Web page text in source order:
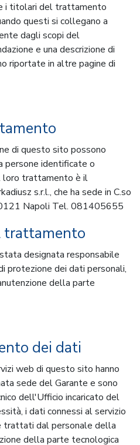
i titolari del trattamento
questi si collegano a
dagli scopi del
e una descrizione di
riportate in altre pagine di
di questo sito possono
identificate o
loro trattamento è il
s.r.l., che ha sede in C.so
Napoli Tel. 081405655
trattamento
designata responsabile
protezione dei dati personali,
della parte
dei dati
web di questo sito hanno
sede del Garante e sono
dell'Ufficio incaricato del
i dati connessi al servizio
dal personale della
della parte tecnologica